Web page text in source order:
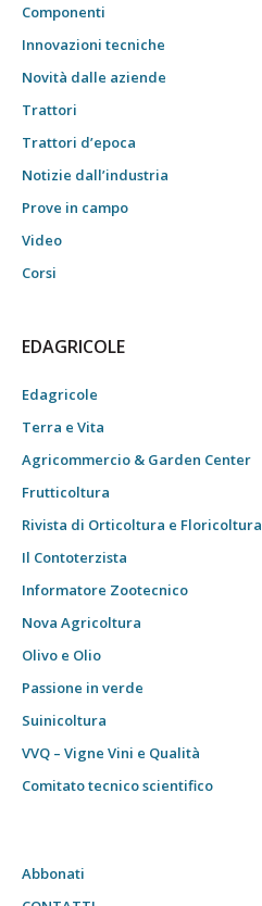
Componenti
Innovazioni tecniche
Novità dalle aziende
Trattori
Trattori d’epoca
Notizie dall’industria
Prove in campo
Video
Corsi
EDAGRICOLE
Edagricole
Terra e Vita
Agricommercio & Garden Center
Frutticoltura
Rivista di Orticoltura e Floricoltura
Il Contoterzista
Informatore Zootecnico
Nova Agricoltura
Olivo e Olio
Passione in verde
Suinicoltura
VVQ – Vigne Vini e Qualità
Comitato tecnico scientifico
Abbonati